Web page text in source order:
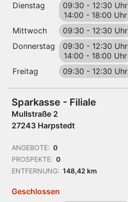
Dienstag
09:30 - 12:30 Uhr
14:00 - 18:00 Uhr
Mittwoch
09:30 - 12:30 Uhr
Donnerstag
09:30 - 12:30 Uhr
14:00 - 18:00 Uhr
Freitag
09:30 - 12:30 Uhr
Sparkasse - Filiale
Mullstraße 2
27243 Harpstedt
ANGEBOTE: 0
PROSPEKTE: 0
ENTFERNUNG: 148,42 km
Geschlossen